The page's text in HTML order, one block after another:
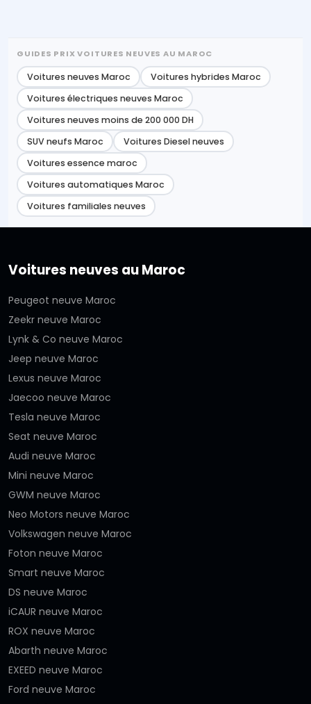
GUIDES PRIX VOITURES NEUVES AU MAROC
Voitures neuves Maroc
Voitures hybrides Maroc
Voitures électriques neuves Maroc
Voitures neuves moins de 200 000 DH
SUV neufs Maroc
Voitures Diesel neuves
Voitures essence maroc
Voitures automatiques Maroc
Voitures familiales neuves
Voitures neuves au Maroc
Peugeot neuve Maroc
Zeekr neuve Maroc
Lynk & Co neuve Maroc
Jeep neuve Maroc
Lexus neuve Maroc
Jaecoo neuve Maroc
Tesla neuve Maroc
Seat neuve Maroc
Audi neuve Maroc
Mini neuve Maroc
GWM neuve Maroc
Neo Motors neuve Maroc
Volkswagen neuve Maroc
Foton neuve Maroc
Smart neuve Maroc
DS neuve Maroc
iCAUR neuve Maroc
ROX neuve Maroc
Abarth neuve Maroc
EXEED neuve Maroc
Ford neuve Maroc